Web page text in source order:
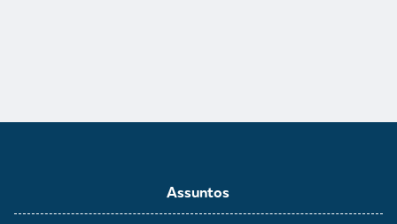
Assuntos